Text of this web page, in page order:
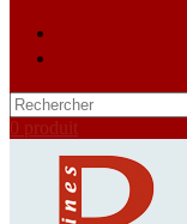
0 produit